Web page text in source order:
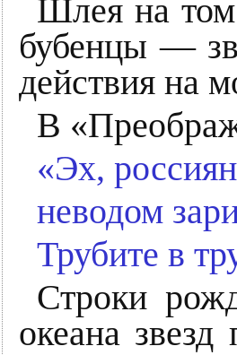
Шлея на
бубенцы —
действия на
В
«Эх,
неводом
Трубите в
Строки
океана